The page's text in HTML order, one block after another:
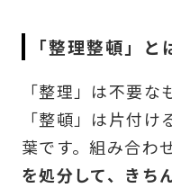
「整理整頓」と
「整理」は不要
「整頓」は片付
葉です。組み合わ
を処分して、きち